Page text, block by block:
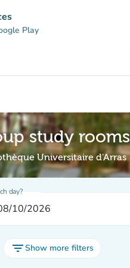
Play
study rooms
Universitaire d'Arras
day?
filter_listShow more filters